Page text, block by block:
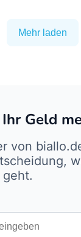
Mehr laden
Geld
von
geht.